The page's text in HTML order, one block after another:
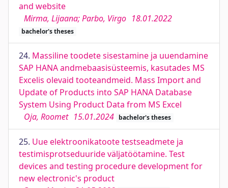
and website
Mirma, Lijaana; Parbo, Virgo 18.01.2022
bachelor's theses
24. Massiline toodete sisestamine ja uuendamine
SAP HANA andmebaasisüsteemis, kasutades MS
Excelis olevaid tooteandmeid. Mass Import and
Update of Products into SAP HANA Database
System Using Product Data from MS Excel
Oja, Roomet 15.01.2024 bachelor's theses
25. Uue elektroonikatoote testseadmete ja
testimisprotseduuride väljatöötamine. Test
devices and testing procedure development for
new electronic's product